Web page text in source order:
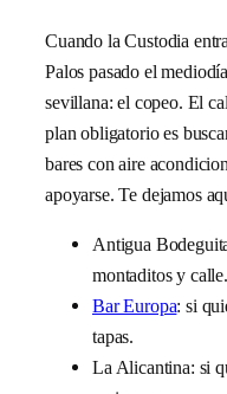
Cuando la Custodia
Palos pasado el
sevillana: el copeo. El
plan obligatorio es
bares con aire
apoyarse. Te dejamos
Antigua
montaditos y calle.
Bar Europa: si
tapas.
La Alicantina: si